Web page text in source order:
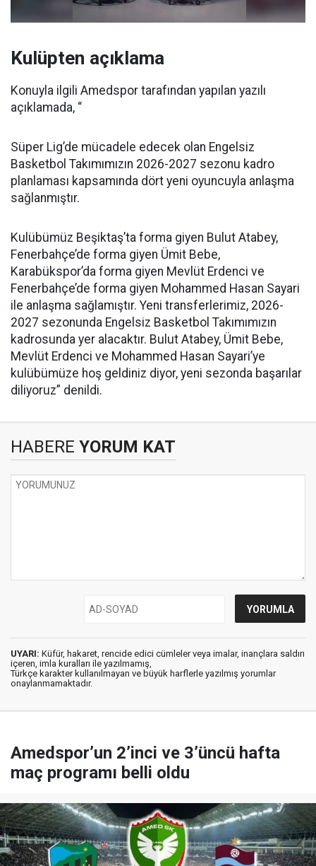
Kulüpten açıklama
Konuyla ilgili Amedspor tarafından yapılan yazılı
açıklamada, “
Süper Lig’de mücadele edecek olan Engelsiz
Basketbol Takımımızın 2026-2027 sezonu kadro
planlaması kapsamında dört yeni oyuncuyla anlaşma
sağlanmıştır.
Kulübümüz Beşiktaş’ta forma giyen Bulut Atabey,
Fenerbahçe’de forma giyen Ümit Bebe,
Karabükspor’da forma giyen Mevlüt Erdenci ve
Fenerbahçe’de forma giyen Mohammed Hasan Sayari
ile anlaşma sağlamıştır. Yeni transferlerimiz, 2026-
2027 sezonunda Engelsiz Basketbol Takımımızın
kadrosunda yer alacaktır. Bulut Atabey, Ümit Bebe,
Mevlüt Erdenci ve Mohammed Hasan Sayari’ye
kulübümüze hoş geldiniz diyor, yeni sezonda başarılar
diliyoruz” denildi.
HABERE YORUM KAT
UYARI: Küfür, hakaret, rencide edici cümleler veya imalar, inançlara saldırı
içeren, imla kuralları ile yazılmamış,
Türkçe karakter kullanılmayan ve büyük harflerle yazılmış yorumlar
onaylanmamaktadır.
Amedspor’un 2’inci ve 3’üncü hafta
maç programı belli oldu